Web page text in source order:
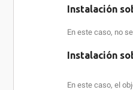
Instalación
En este caso, no
Instalación
En este caso, el